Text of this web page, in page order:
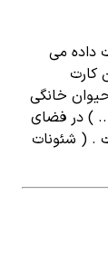
مبلغ عودت داده می
کارت
خانگی
) در فضای
. ( شئونات